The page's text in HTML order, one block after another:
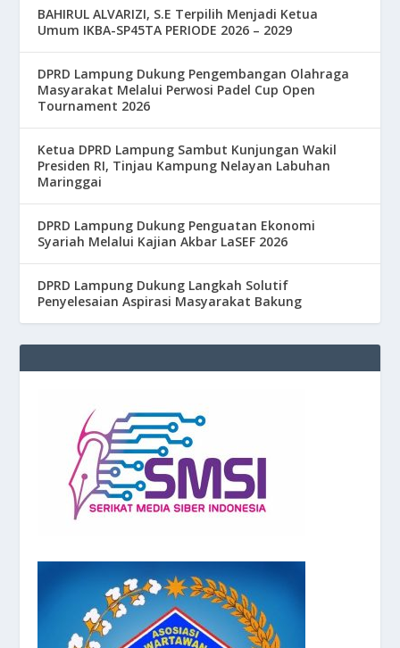
BAHIRUL ALVARIZI, S.E Terpilih Menjadi Ketua
Umum IKBA-SP45TA PERIODE 2026 – 2029
DPRD Lampung Dukung Pengembangan Olahraga
Masyarakat Melalui Perwosi Padel Cup Open
Tournament 2026
Ketua DPRD Lampung Sambut Kunjungan Wakil
Presiden RI, Tinjau Kampung Nelayan Labuhan
Maringgai
DPRD Lampung Dukung Penguatan Ekonomi
Syariah Melalui Kajian Akbar LaSEF 2026
DPRD Lampung Dukung Langkah Solutif
Penyelesaian Aspirasi Masyarakat Bakung